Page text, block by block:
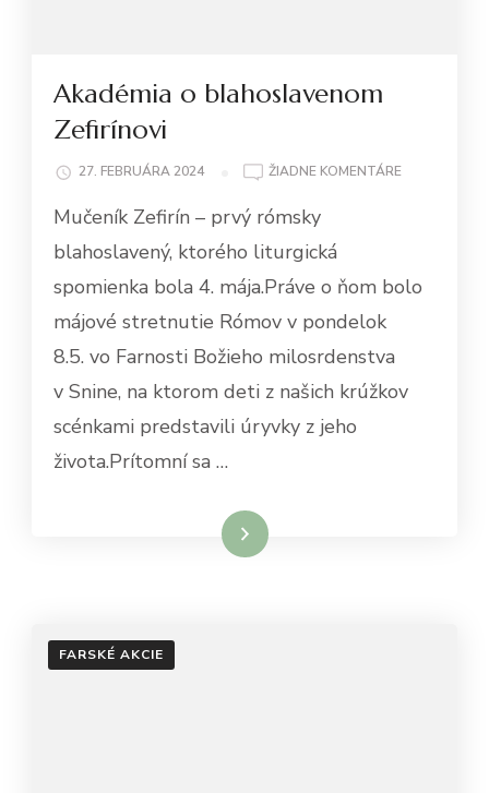
Akadémia o blahoslavenom
Zefirínovi
27. FEBRUÁRA 2024 ŽIADNE KOMENTÁRENA
Mučeník Zefirín – prvý rómsky
blahoslavený, ktorého liturgická
spomienka bola 4. mája.Práve o ňom bolo
májové stretnutie Rómov v pondelok
8.5. vo Farnosti Božieho milosrdenstva
v Snine, na ktorom deti z našich krúžkov
scénkami predstavili úryvky z jeho
života.Prítomní sa …
Čítať viac
FARSKÉ AKCIE